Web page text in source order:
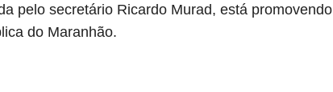
pelo secretário Ricardo Murad, está promovendo
do Maranhão.